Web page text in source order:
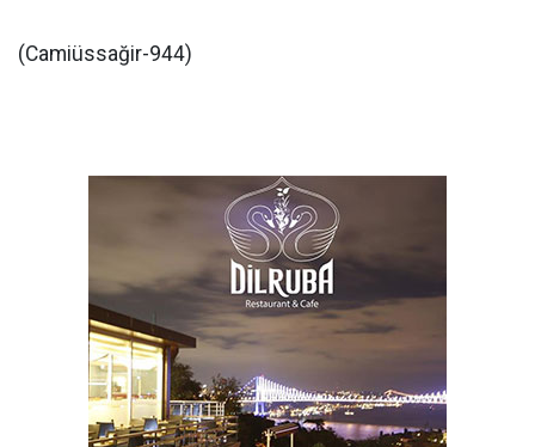
(Camiüssağir-944)